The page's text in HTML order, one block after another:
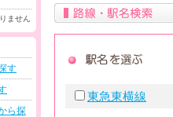
東急東横線
ません
す
ら探